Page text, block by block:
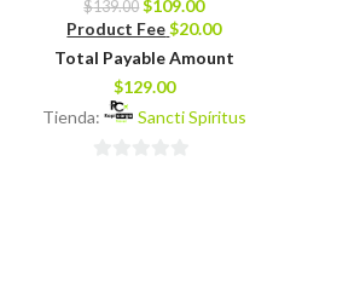
$139.00 $109.00
Product Fee$20.00
Total Payable Amount
$129.00
Tienda:
Sancti Spíritus